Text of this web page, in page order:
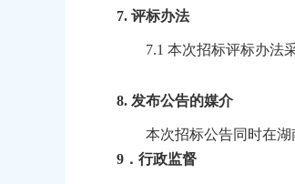
7. 评标办法
7.1 本次招标评标办法
8. 发布公告的媒介
本次招标公告同时在
9．行政监督